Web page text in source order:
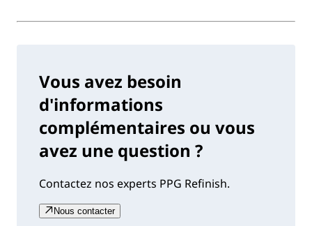
Vous avez besoin
d'informations
complémentaires ou vous
avez une question ?
Contactez nos experts PPG Refinish.
Nous contacter